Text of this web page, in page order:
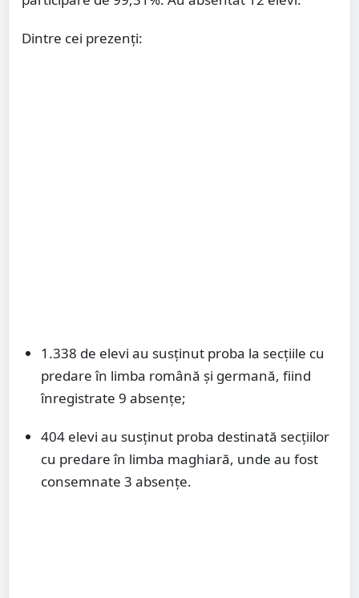
Dintre cei prezenți:
1.338 de elevi au susținut proba la secțiile cu
predare în limba română și germană, fiind
înregistrate 9 absențe;
404 elevi au susținut proba destinată secțiilor
cu predare în limba maghiară, unde au fost
consemnate 3 absențe.